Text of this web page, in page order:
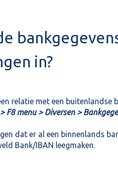
in?
relatie met een
F8 menu > Diversen >
dat er al een binnenlands
Bank/IBAN leegmaken.